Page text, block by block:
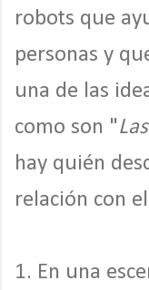
robots que
personas y
una de las
como son "
hay quién
relación con el
1. En una